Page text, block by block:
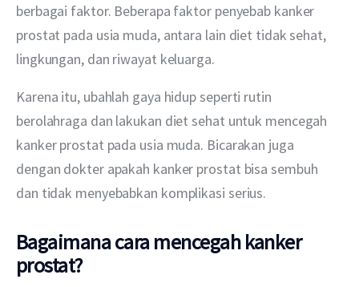
berbagai faktor. Beberapa faktor penyebab kanker
prostat pada usia muda, antara lain diet tidak sehat,
lingkungan, dan riwayat keluarga.
Karena itu, ubahlah gaya hidup seperti rutin
berolahraga dan lakukan diet sehat untuk mencegah
kanker prostat pada usia muda. Bicarakan juga
dengan dokter apakah kanker prostat bisa sembuh
dan tidak menyebabkan komplikasi serius.
Bagaimana cara mencegah kanker
prostat?